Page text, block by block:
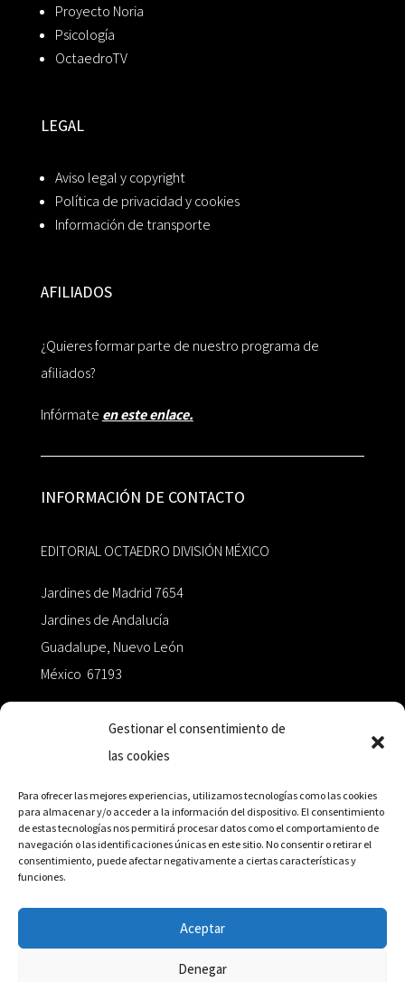
Gestionar el consentimiento de
las cookies
Para ofrecer las mejores experiencias, utilizamos tecnologías como las cookies
para almacenar y/o acceder a la información del dispositivo. El consentimiento
de estas tecnologías nos permitirá procesar datos como el comportamiento de
navegación o las identificaciones únicas en este sitio. No consentir o retirar el
consentimiento, puede afectar negativamente a ciertas características y
funciones.
Aceptar
Denegar
Proyecto Noria
Psicología
OctaedroTV
LEGAL
Aviso legal y copyright
Política de privacidad y cookies
Información de transporte
AFILIADOS
¿Quieres formar parte de nuestro programa de
afiliados?
Infórmate en este enlace.
INFORMACIÓN DE CONTACTO
EDITORIAL OCTAEDRO DIVISIÓN MÉXICO
Jardines de Madrid 7654
Jardines de Andalucía
Guadalupe, Nuevo León
México 67193
+52 811.499.5638
RED DE DISTRIBUCIÓN